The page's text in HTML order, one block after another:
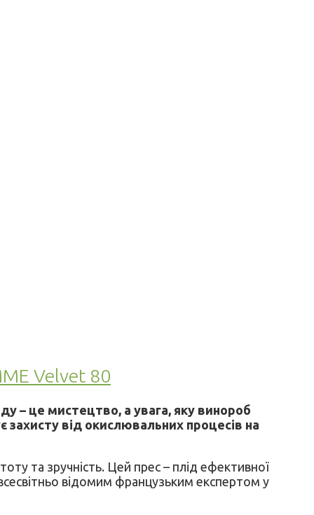
Velvet 80
– це мистецтво, а увага, яку винороб
захисту від окислювальних процесів на
та зручність. Цей прес – плід ефективної
відомим французьким експертом у